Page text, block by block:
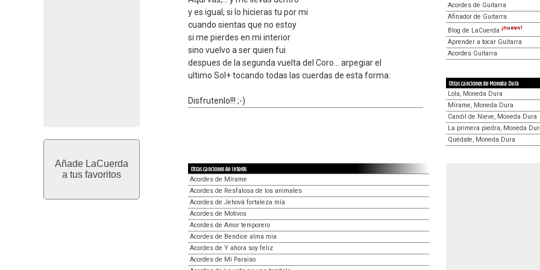
Añade LaCuerda
a tus favoritos
y es igual, si lo hicieras tu por mi
cuando sientas que no estoy
si me pierdes en mi interior
sino vuelvo a ser quien fui
despues de la segunda vuelta del Coro... arpegiar el
ultimo Sol+ tocando todas las cuerdas de esta forma:
Disfrutenlo!!! ;-)
Acordes de Guitarra
Afinador de Guitarra
Blog de LaCuerda ¡nuevo!
Aprender a tocar Guitarra
Acordes Guitarra
Otras canciones de Moneda Dura
Lola, Moneda Dura
Mírame, Moneda Dura
Candil de Nieve, Moneda Dura
La primera piedra, Moneda
Quédate, Moneda Dura
Otras canciones de interés
Acordes de Mírame
Acordes de Resfalosa de los animales
Acordes de Jehová fortaleza mía
Acordes de Motivos
Acordes de Amor temporero
Acordes de Bendice alma mia
Acordes de Y ahora soy feliz
Acordes de Mi Paraiso